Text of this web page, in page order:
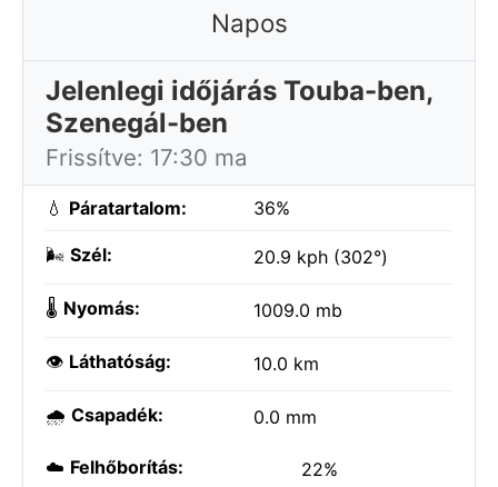
Napos
Jelenlegi időjárás Touba-ben,
Szenegál-ben
Frissítve: 17:30 ma
💧 Páratartalom: 36%
🌬️ Szél: 20.9 kph (302°)
🌡️ Nyomás: 1009.0 mb
👁️ Láthatóság: 10.0 km
🌧️ Csapadék: 0.0 mm
☁️ Felhőborítás: 22%